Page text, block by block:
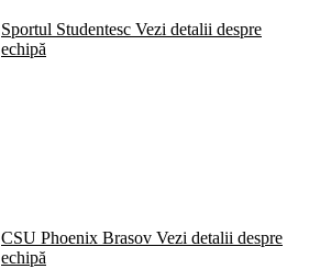
Sportul Studentesc Vezi detalii despre
echipă
CSU Phoenix Brasov Vezi detalii despre
echipă